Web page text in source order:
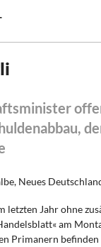
Neues
letzten Jahr ohne
am
Primanern